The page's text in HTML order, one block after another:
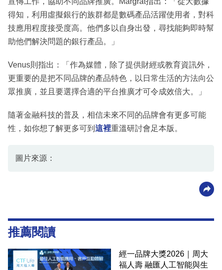
得知，利用虛擬銀行的族群都是數碼產品活躍使用者，對科
技應用程度接受度高。他們多以自身出發，尋找能夠即時幫
助他們解決問題的銀行產品。」
Venus則指出：「作為媒體，除了提供財經或教育資訊外，
更重要的是把不同品牌的產品特色，以日常生活的方法向公
眾推廣，並且要選擇合適的平台推廣才可令成效倍大。」
隨著金融科技的普及，相信未來不同的品牌會有更多可能
性，如你想了解更多可到 這裡重溫研討會足本版。
圖片來源：
推薦閱讀
經一品牌大獎2026｜周大
福人壽 融匯人工智能與生